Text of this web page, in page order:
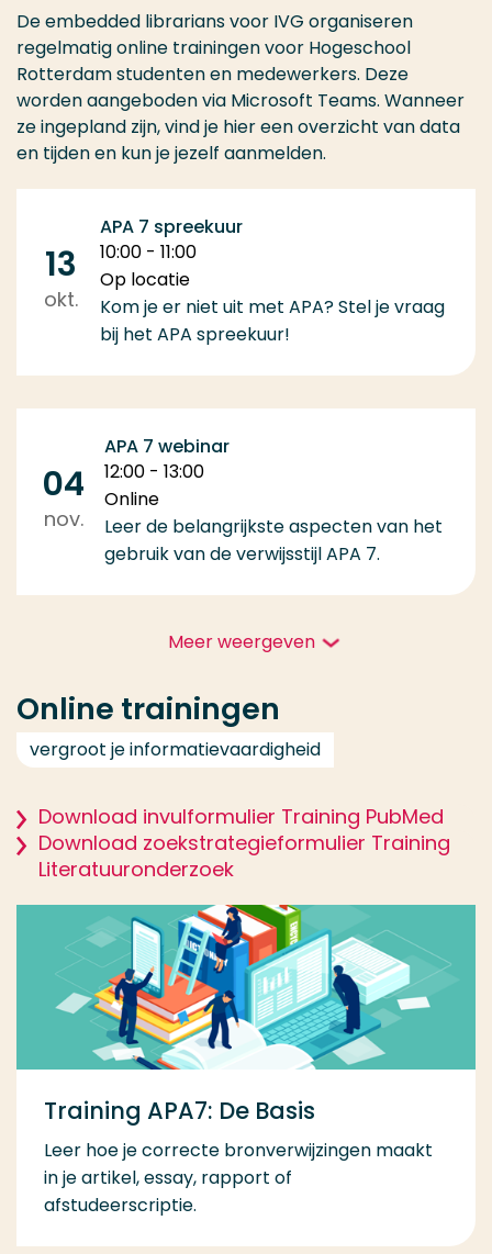
De embedded librarians voor IVG organiseren
regelmatig online trainingen voor Hogeschool
Rotterdam studenten en medewerkers. Deze
worden aangeboden via Microsoft Teams. Wanneer
ze ingepland zijn, vind je hier een overzicht van data
en tijden en kun je jezelf aanmelden.
APA 7 spreekuur
10:00 - 11:00
Op locatie
Kom je er niet uit met APA? Stel je vraag
bij het APA spreekuur!
13
okt.
APA 7 webinar
12:00 - 13:00
Online
Leer de belangrijkste aspecten van het
gebruik van de verwijsstijl APA 7.
04
nov.
Meer weergeven
Online trainingen
vergroot je informatievaardigheid
Download invulformulier Training PubMed
Download zoekstrategieformulier Training
Literatuuronderzoek
Training APA7: De Basis
Leer hoe je correcte bronverwijzingen maakt
in je artikel, essay, rapport of
afstudeerscriptie.